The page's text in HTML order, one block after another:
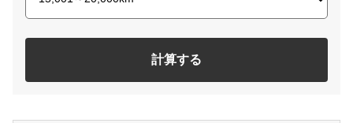
計算する